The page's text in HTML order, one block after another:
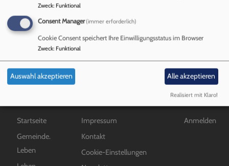
Hauptnavigation
Startseite
Gemeinde.
Leben
Fußbereichsmenü
Impressum
Kontakt
Cookie-Einstellungen
Anmelden
Zweck: Funktional
Consent Manager (immer erforderlich)
Cookie Consent speichert Ihre Einwilligungsstatus im Browser
Zweck: Funktional
Auswahl akzeptieren Alle akzeptieren
Realisiert mit Klaro!